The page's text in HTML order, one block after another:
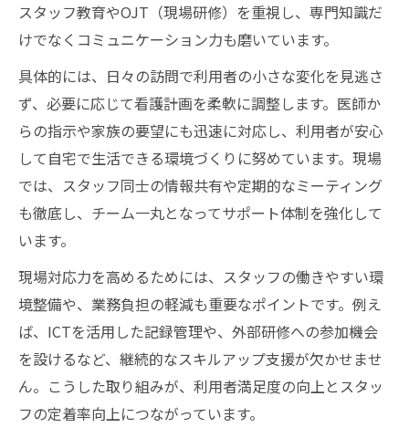
スタッフ教育やOJT（現場研修）を重視し、専門知識だ
けでなくコミュニケーション力も磨いています。
具体的には、日々の訪問で利用者の小さな変化を見逃さ
ず、必要に応じて看護計画を柔軟に調整します。医師か
らの指示や家族の要望にも迅速に対応し、利用者が安心
して自宅で生活できる環境づくりに努めています。現場
では、スタッフ同士の情報共有や定期的なミーティング
も徹底し、チーム一丸となってサポート体制を強化して
います。
現場対応力を高めるためには、スタッフの働きやすい環
境整備や、業務負担の軽減も重要なポイントです。例え
ば、ICTを活用した記録管理や、外部研修への参加機会
を設けるなど、継続的なスキルアップ支援が欠かせませ
ん。こうした取り組みが、利用者満足度の向上とスタッ
フの定着率向上につながっています。